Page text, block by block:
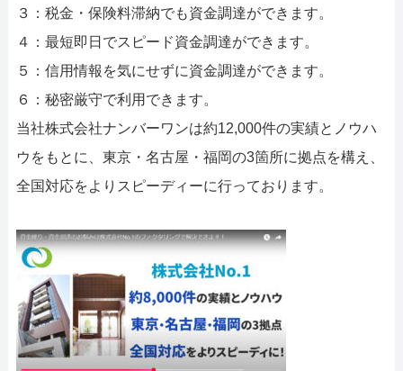
３：税金・保険料滞納でも資金調達ができます。
４：最短即日でスピード資金調達ができます。
５：信用情報を気にせずに資金調達ができます。
６：秘密厳守で利用できます。
当社株式会社ナンバーワンは約12,000件の実績とノウハ
ウをもとに、東京・名古屋・福岡の3箇所に拠点を構え、
全国対応をよりスピーディーに行っております。